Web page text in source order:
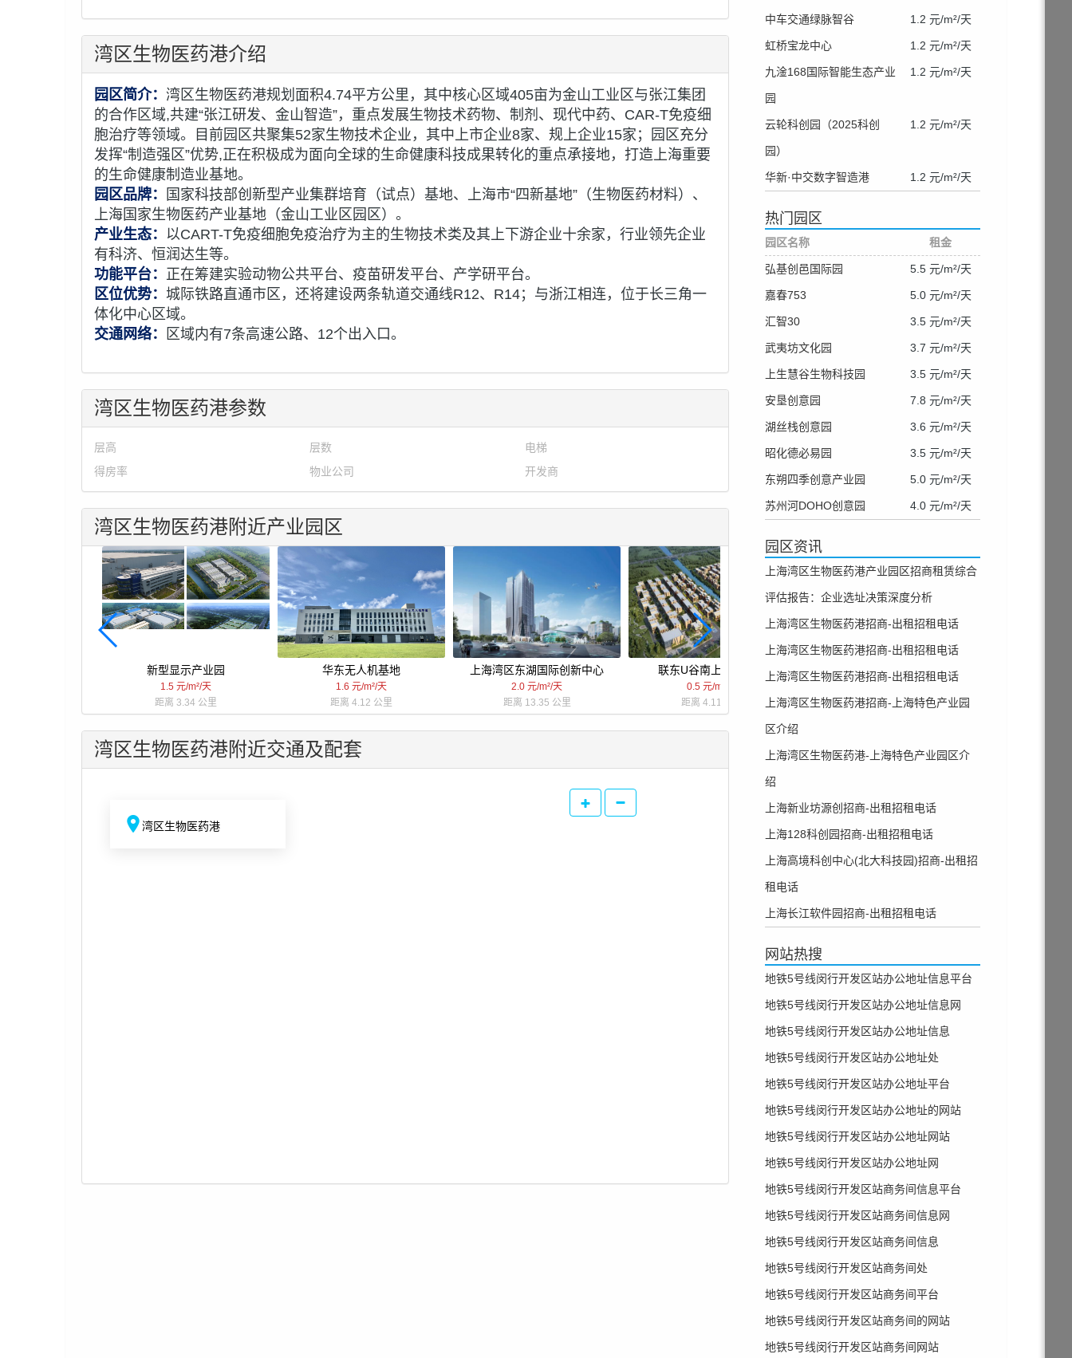
湾区生物医药港介绍
园区简介： 湾区生物医药港规划面积4.74平方公里，其中核心区域405亩为金山工业区与张江集团
的合作区域,共建“张江研发、金山智造”，重点发展生物技术药物、制剂、现代中药、CAR-T免疫细
胞治疗等领域。目前园区共聚集52家生物技术企业，其中上市企业8家、规上企业15家；园区充分
发挥“制造强区”优势,正在积极成为面向全球的生命健康科技成果转化的重点承接地，打造上海重要
的生命健康制造业基地。
园区品牌：
国家科技部创新型产业集群培育（试点）基地、上海市“四新基地”（生物医药材料）、
上海国家生物医药产业基地（金山工业区园区）。
产业生态： 以CART-T免疫细胞免疫治疗为主的生物技术类及其上下游企业十余家，行业领先企业
有科济、恒润达生等。
功能平台： 正在筹建实验动物公共平台、疫苗研发平台、产学研平台。
区位优势： 城际铁路直通市区，还将建设两条轨道交通线R12、R14；与浙江相连，位于长三角一
体化中心区域。
交通网络：
区域内有7条高速公路、12个出入口。
湾区生物医药港参数
层高 层数
电梯
得房率
物业公司 开发商
湾区生物医药港附近产业园区
新型显示产业园
1.5 元/m²/天
距离 3.34 公里
华东无人机基地
1.6 元/m²/天
距离 4.12 公里
上海湾区东湖国际创新中心
2.0 元/m²/天
距离 13.35 公里
联东U谷南上海企业港
0.5 元/m²/天
距离 4.11 公里
华东无人机基地
距离 4.12 公里
湾区生物医药港附近交通及配套
湾区生物医药港
中车交通绿脉智谷 1.2 元/m²/天
虹桥宝龙中心 1.2 元/m²/天
九淦168国际智能生态产业
园
1.2 元/m²/天
云轮科创园（2025科创
园）
1.2 元/m²/天
华新·中交数字智造港 1.2 元/m²/天
热门园区
园区名称 租金
弘基创邑国际园 5.5 元/m²/天
嘉春753 5.0 元/m²/天
汇智30 3.5 元/m²/天
武夷坊文化园 3.7 元/m²/天
上生慧谷生物科技园 3.5 元/m²/天
安垦创意园 7.8 元/m²/天
湖丝栈创意园 3.6 元/m²/天
昭化德必易园 3.5 元/m²/天
东朔四季创意产业园 5.0 元/m²/天
苏州河DOHO创意园 4.0 元/m²/天
园区资讯
上海湾区生物医药港产业园区招商租赁综合
评估报告：企业选址决策深度分析
上海湾区生物医药港招商-出租招租电话
上海湾区生物医药港招商-出租招租电话
上海湾区生物医药港招商-出租招租电话
上海湾区生物医药港招商-上海特色产业园
区介绍
上海湾区生物医药港-上海特色产业园区介
绍
上海新业坊源创招商-出租招租电话
上海128科创园招商-出租招租电话
上海高境科创中心(北大科技园)招商-出租招
租电话
上海长江软件园招商-出租招租电话
网站热搜
地铁5号线闵行开发区站办公地址信息平台
地铁5号线闵行开发区站办公地址信息网
地铁5号线闵行开发区站办公地址信息
地铁5号线闵行开发区站办公地址处
地铁5号线闵行开发区站办公地址平台
地铁5号线闵行开发区站办公地址的网站
地铁5号线闵行开发区站办公地址网站
地铁5号线闵行开发区站办公地址网
地铁5号线闵行开发区站商务间信息平台
地铁5号线闵行开发区站商务间信息网
地铁5号线闵行开发区站商务间信息
地铁5号线闵行开发区站商务间处
地铁5号线闵行开发区站商务间平台
地铁5号线闵行开发区站商务间的网站
地铁5号线闵行开发区站商务间网站